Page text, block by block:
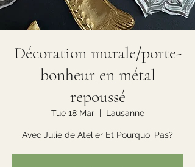
Décoration murale/porte-
bonheur en métal
repoussé
Tue 18 Mar
  |
Lausanne
Avec Julie de Atelier Et Pourquoi Pas?